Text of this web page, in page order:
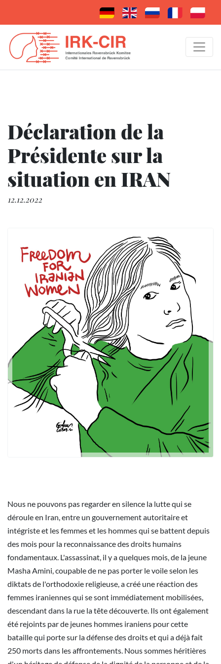
Déclaration de la
Présidente sur la
situation en IRAN
12.12.2022
Nous ne pouvons pas regarder en silence la lutte qui se
déroule en Iran, entre un gouvernement autoritaire et
intégriste et les femmes et les hommes qui se battent depuis
des mois pour la reconnaissance des droits humains
fondamentaux. L'assassinat, il y a quelques mois, de la jeune
Masha Amini, coupable de ne pas porter le voile selon les
diktats de l'orthodoxie religieuse, a créé une réaction des
femmes iraniennes qui se sont immédiatement mobilisées,
descendant dans la rue la tête découverte. Ils ont également
été rejoints par de jeunes hommes iraniens pour cette
bataille qui porte sur la défense des droits et qui a déjà fait
250 morts dans les affrontements. Nous sommes héritières